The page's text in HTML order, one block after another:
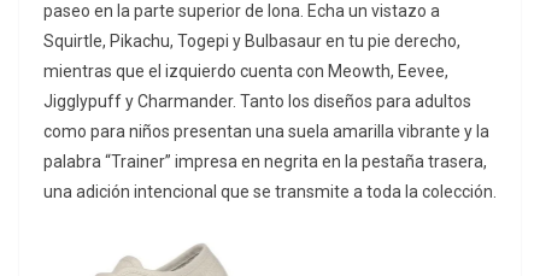
paseo en la parte superior de lona. Echa un vistazo a
Squirtle, Pikachu, Togepi y Bulbasaur en tu pie derecho,
mientras que el izquierdo cuenta con Meowth, Eevee,
Jigglypuff y Charmander. Tanto los diseños para adultos
como para niños presentan una suela amarilla vibrante y la
palabra “Trainer” impresa en negrita en la pestaña trasera,
una adición intencional que se transmite a toda la colección.